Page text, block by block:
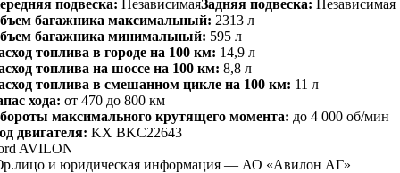
подвеска: НезависимаяЗадняя подвеска: Независимая
багажника максимальный: 2313 л
багажника минимальный: 595 л
топлива в городе на 100 км: 14,9 л
топлива на шоссе на 100 км: 8,8 л
топлива в смешанном цикле на 100 км: 11 л
хода: от 470 до 800 км
максимального крутящего момента: до 4 000 об/мин
двигателя: KX BKC22643
AVILON
и юридическая информация — АО «Авилон АГ»